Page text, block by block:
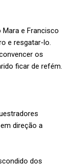
e Francisco
e resgatar-lo.
os
ficar de refém.
direção a
dos